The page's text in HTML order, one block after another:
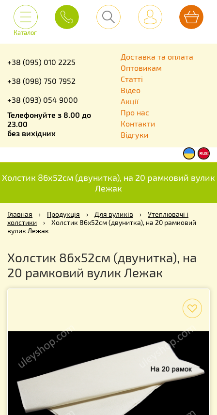
Каталог
+38 (095) 010 2225
+38 (098) 750 7952
+38 (093) 054 9000
Телефонуйте з 8.00 до
23.00
без вихідних
Доставка та оплата
Оптовикам
Статті
Відео
Акції
Про нас
Контакти
Відгуки
Холстик 86х52см (двунитка), на 20 рамковий вулик
Лежак
Главная › Продукція › Для вуликів ›
Утеплювачі і
холстики
›
Холстик 86х52см (двунитка), на 20 рамковий
вулик Лежак
Холстик 86х52см (двунитка), на
20 рамковий вулик Лежак